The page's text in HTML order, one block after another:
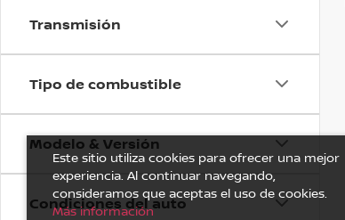
Transmisión
Tipo de combustible
Modelo & Versión
Condiciones del auto
Este sitio utiliza cookies para ofrecer una mejor
experiencia. Al continuar navegando,
consideramos que aceptas el uso de cookies.
Más información